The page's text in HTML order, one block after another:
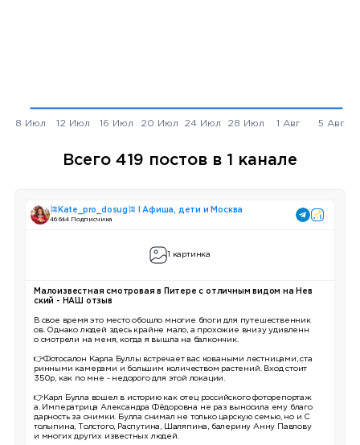
Всего 419 постов в 1 канале
🎏Kate_pro_dosug🎏 I Афиша, дети и Москва
46 644 Подписчика
1 картинка
Малоизвестная смотровая в Питере с отличным видом на Нев
ский - НАШ отзыв
В свое время это место обошло многие блоги для путешественник
ов. Однако людей здесь крайне мало, а прохожие внизу удивленн
о смотрели на меня, когда я вышла на балкончик.
👉Фотосалон Карла Буллы встречает вас коваными лестницами, ста
ринными камерами и большим количеством растений. Вход стоит
350р, как по мне - недорого для этой локации.
👉Карл Булла вошел в историю как отец российского фоторепортаж
а. Императрица Александра Фёдоровна не раз выносила ему благо
дарность за снимки. Булла снимал не только царскую семью, но и С
толыпина, Толстого, Распутина, Шаляпина, балерину Анну Павлову
и многих других известных людей.